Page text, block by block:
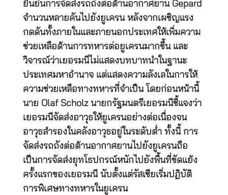
ยืนยันการจัดส่งรถถังต่อต้านอากาศยาน Gepard
จำนวนหลายคันไปยังยูเครน หลังจากเผชิญแรง
กดดันทั้งภายในและภายนอกประเทศให้เพิ่มความ
ช่วยเหลือด้านการทหารต่อยูเครนมากขึ้น และ
วิจารณ์ว่าเยอรมนีไม่แสดงบทบาทนำในฐานะ
ประเทศมหาอำนาจ แต่แสดงความลังเลในการให้
ความช่วยเหลือทางทหารที่จำเป็น โดยก่อนหน้านี้
นาย Olaf Scholz นายกรัฐมนตรีเยอรมนีชี้แจงว่า
เยอรมนีจัดส่งอาวุธให้ยูเครนอย่างต่อเนื่องจน
อาวุธสำรองในคลังอาวุธอยู่ในระดับต่ำ ทั้งนี้ การ
จัดส่งรถถังต่อต้านอากาศยานไปยังยูเครนถือ
เป็นการจัดส่งยุทโธปกรณ์หนักไปยังพื้นที่ขัดแย้ง
ครั้งแรกของเยอรมนี นับตั้งแต่รัสเซียเริ่มปฏิบัติ
การพิเศษทางทหารในยูเครน